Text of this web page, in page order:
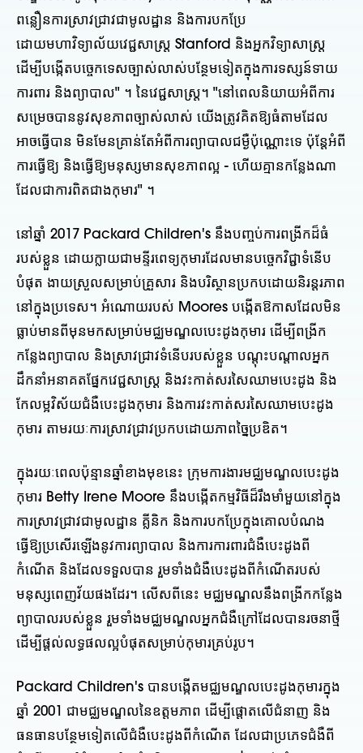
ពន្លឿនការស្រាវជ្រាវជាមូលដ្ឋាន និងការបកប្រែ
ដោយមហាវិទ្យាល័យវេជ្ជសាស្ត្រ Stanford និងអ្នកវិទ្យាសាស្ត្រ
ដើម្បីបង្កើតបច្ចេកទេសច្បាស់លាស់បន្ថែមទៀតក្នុងការទស្សន៍ទាយ
ការពារ និងព្យាបាល" ។ នៃវេជ្ជសាស្ត្រ។ "នៅពេលនិយាយអំពីការ
សម្រេចបាននូវសុខភាពច្បាស់លាស់ យើងត្រូវគិតឱ្យធំតាមដែល
អាចធ្វើបាន មិនមែនគ្រាន់តែអំពីការព្យាបាលជម្ងឺប៉ុណ្ណោះទេ ប៉ុន្តែអំពី
ការធ្វើឱ្យ និងធ្វើឱ្យមនុស្សមានសុខភាពល្អ - ហើយគ្មានកន្លែងណា
ដែលជាការពិតជាងកុមារ" ។
នៅឆ្នាំ 2017 Packard Children's នឹងបញ្ចប់ការពង្រីកដ៏ធំ
របស់ខ្លួន ដោយក្លាយជាមន្ទីរពេទ្យកុមារដែលមានបច្ចេកវិជ្ជាទំនើប
បំផុត ងាយស្រួលសម្រាប់គ្រួសារ និងបរិស្ថានប្រកបដោយនិរន្តរភាព
នៅក្នុងប្រទេស។ អំណោយរបស់ Moores បង្កើតឱកាសដែលមិន
ធ្លាប់មានពីមុនមកសម្រាប់មជ្ឈមណ្ឌលបេះដូងកុមារ ដើម្បីពង្រីក
កន្លែងព្យាបាល និងស្រាវជ្រាវទំនើបរបស់ខ្លួន បណ្តុះបណ្តាលអ្នក
ដឹកនាំអនាគតផ្នែកវេជ្ជសាស្ត្រ និងវះកាត់សរសៃឈាមបេះដូង និង
កែលម្អវិស័យជំងឺបេះដូងកុមារ និងការវះកាត់សរសៃឈាមបេះដូង
កុមារ តាមរយៈការស្រាវជ្រាវប្រកបដោយភាពច្នៃប្រឌិត។
ក្នុងរយៈពេលប៉ុន្មានឆ្នាំខាងមុខនេះ ក្រុមការងារមជ្ឈមណ្ឌលបេះដូង
កុមារ Betty Irene Moore នឹងបង្កើតកម្មវិធីដ៏រឹងមាំមួយនៅក្នុង
ការស្រាវជ្រាវជាមូលដ្ឋាន គ្លីនិក និងការបកប្រែក្នុងគោលបំណង
ធ្វើឱ្យប្រសើរឡើងនូវការព្យាបាល និងការការពារជំងឺបេះដូងពី
កំណើត និងដែលទទួលបាន រួមទាំងជំងឺបេះដូងពីកំណើតរបស់
មនុស្សពេញវ័យផងដែរ។ លើសពីនេះ មជ្ឈមណ្ឌលនឹងពង្រីកកន្លែង
ព្យាបាលរបស់ខ្លួន រួមទាំងមជ្ឈមណ្ឌលអ្នកជំងឺក្រៅដែលបានរចនាថ្មី
ដើម្បីផ្តល់លទ្ធផលល្អបំផុតសម្រាប់កុមារគ្រប់រូប។
Packard Children's បានបង្កើតមជ្ឈមណ្ឌលបេះដូងកុមារក្នុង
ឆ្នាំ 2001 ជាមជ្ឈមណ្ឌលនៃឧត្តមភាព ដើម្បីផ្តោតលើជំនាញ និង
ធនធានបន្ថែមទៀតលើជំងឺបេះដូងពីកំណើត ដែលជាប្រភេទជំងឺពី